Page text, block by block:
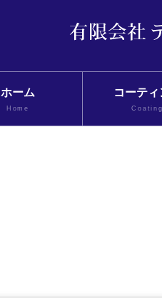
ホーム
Home
コーティ
Coating